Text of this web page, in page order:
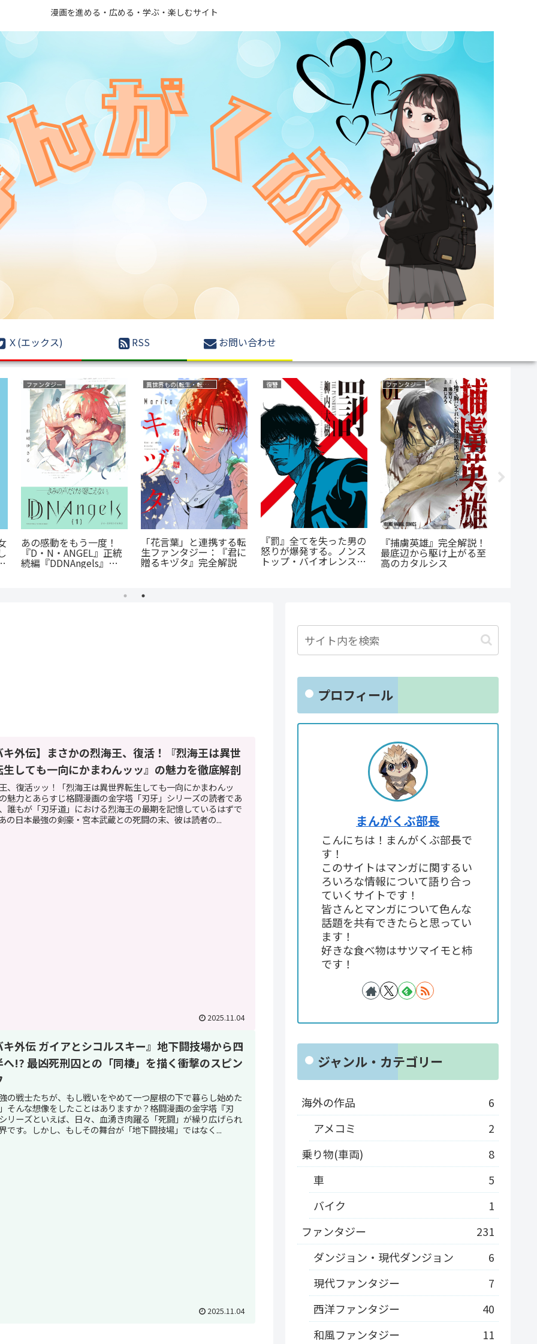
漫画を進める・広める・学ぶ・楽しむサイト
Ｘ(エックス) RSS お問い合わせ
ファンタジー
あの感動をもう一度！
『D・N・ANGEL』正統
続編『DDNAngels』の
魅力と謎に迫る完全ガイ
異世界もの(転生・転移・成り上がり・異世界ファンタジー)
「花言葉」と連携する転
生ファンタジー：『君に
贈るキヅタ』完全解説
復讐
『罰』全てを失った男の
怒りが爆発する。ノンス
トップ・バイオレンスア
ファンタジー
『捕虜英雄』完全解説！
最底辺から駆け上がる至
高のカタルシス
キ外伝】まさかの烈海王、復活！『烈海王は異世
生しても一向にかまわんッッ』の魅力を徹底解剖
、復活ッッ！「烈海王は異世界転生しても一向にかまわんッ
魅力とあらすじ格闘漫画の金字塔「刃牙」シリーズの読者であ
誰もが「刃牙道」における烈海王の最期を記憶しているはずで
の日本最強の剣豪・宮本武蔵との死闘の末、彼は読者の...
2025.11.04
キ外伝 ガイアとシコルスキー』地下闘技場から四
へ!? 最凶死刑囚との「同棲」を描く衝撃のスピン
の戦士たちが、もし戦いをやめて一つ屋根の下で暮らし始めた
そんな想像をしたことはありますか？格闘漫画の金字塔『刃
リーズといえば、日々、血湧き肉躍る「死闘」が繰り広げられ
です。しかし、もしその舞台が「地下闘技場」ではなく...
2025.11.04
プロフィール
まんがくぶ部長
こんにちは！まんがくぶ部長で
す！
このサイトはマンガに関するい
ろいろな情報について語り合っ
ていくサイトです！
皆さんとマンガについて色んな
話題を共有できたらと思ってい
ます！
好きな食べ物はサツマイモと柿
です！
ジャンル・カテゴリー
海外の作品
6
アメコミ
2
乗り物(車両)
8
車
5
バイク
1
ファンタジー
231
ダンジョン・現代ダンジョン
6
現代ファンタジー
7
西洋ファンタジー
40
和風ファンタジー
11